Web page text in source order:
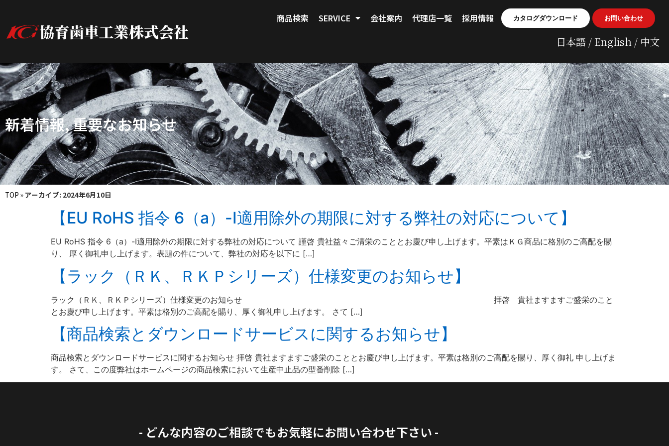
協育歯車工業株式会社
商品検索 SERVICE 会社案内 代理店一覧 採用情報 カタログダウンロード お問い合わせ
日本語 / English / 中文
新着情報,重要なお知らせ
TOP » アーカイブ: 2024年6月10日
【EU RoHS 指令 6（a）-Ⅰ適用除外の期限に対する弊社の対応について】
EU RoHS 指令 6（a）-Ⅰ適用除外の期限に対する弊社の対応について 謹啓 貴社益々ご清栄のこととお慶び申し上げます。平素はＫＧ商品に格別のご高配を賜
り、 厚く御礼申し上げます。表題の件について、弊社の対応を以下に […]
【ラック（ＲＫ、ＲＫＰシリーズ）仕様変更のお知らせ】
ラック（ＲＫ、ＲＫＰシリーズ）仕様変更のお知らせ 拝啓 貴社ますますご盛栄のこと
とお慶び申し上げます。平素は格別のご高配を賜り、厚く御礼申し上げます。 さて […]
【商品検索とダウンロードサービスに関するお知らせ】
商品検索とダウンロードサービスに関するお知らせ 拝啓 貴社ますますご盛栄のこととお慶び申し上げます。平素は格別のご高配を賜り、厚く御礼 申し上げま
す。 さて、この度弊社はホームページの商品検索において生産中止品の型番削除 […]
- どんな内容のご相談でもお気軽にお問い合わせ下さい -